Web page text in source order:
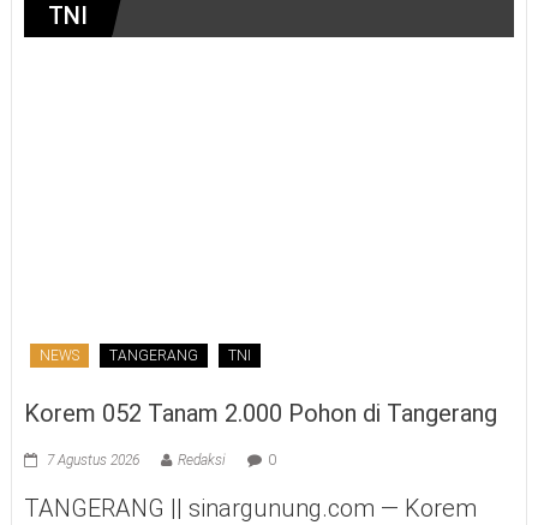
TNI
NEWS TANGERANG TNI
Korem 052 Tanam 2.000 Pohon di Tangerang
7 Agustus 2026 Redaksi 0
TANGERANG || sinargunung.com — Korem